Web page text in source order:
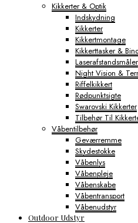
Kikkerter & Optik
Indskydning
Kikkerter
Kikkertmontage
Kikkerttasker &
Laserafstandsmåler
Night Vision &
Riffelkikkert
Rødpunktsigte
Swarovski Kikkerter
Tilbehør Til
Våbentilbehør
Geværremme
Skydestokke
Våbenlys
Våbenpleje
Våbenskabe
Våbentransport
Våbenudstyr
Outdoor Udstyr